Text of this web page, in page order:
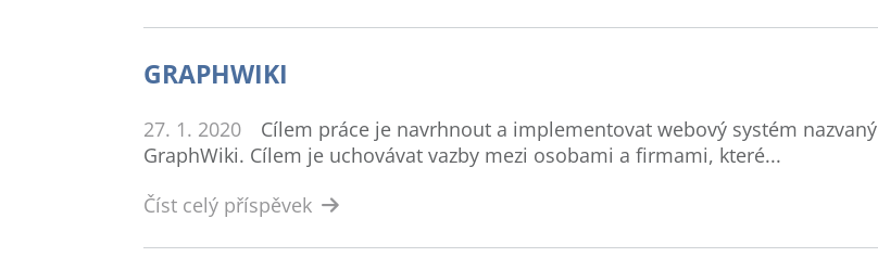
GRAPHWIKI
27. 1. 2020
Cílem práce je navrhnout a implementovat webový systém nazvaný
GraphWiki. Cílem je uchovávat vazby mezi osobami a firmami, které...
Číst celý příspěvek